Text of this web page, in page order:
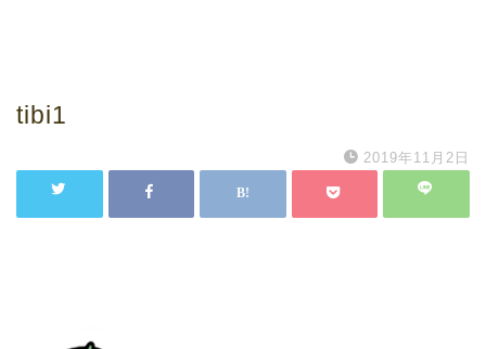
tibi1
2019年11月2日